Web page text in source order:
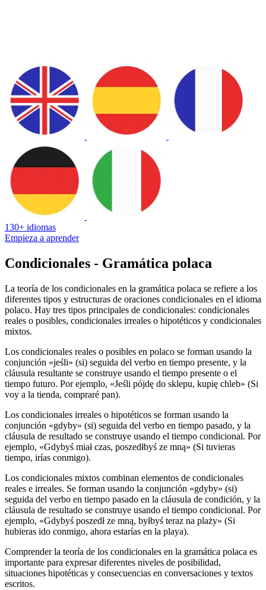
130+ idiomas
Empieza a aprender
Condicionales - Gramática polaca
La teoría de los condicionales en la gramática polaca se refiere a los
diferentes tipos y estructuras de oraciones condicionales en el idioma
polaco. Hay tres tipos principales de condicionales: condicionales
reales o posibles, condicionales irreales o hipotéticos y condicionales
mixtos.
Los condicionales reales o posibles en polaco se forman usando la
conjunción «jeśli» (si) seguida del verbo en tiempo presente, y la
cláusula resultante se construye usando el tiempo presente o el
tiempo futuro. Por ejemplo, «Jeśli pójdę do sklepu, kupię chleb» (Si
voy a la tienda, compraré pan).
Los condicionales irreales o hipotéticos se forman usando la
conjunción «gdyby» (si) seguida del verbo en tiempo pasado, y la
cláusula de resultado se construye usando el tiempo condicional. Por
ejemplo, «Gdybyś miał czas, poszedłbyś ze mną» (Si tuvieras
tiempo, irías conmigo).
Los condicionales mixtos combinan elementos de condicionales
reales e irreales. Se forman usando la conjunción «gdyby» (si)
seguida del verbo en tiempo pasado en la cláusula de condición, y la
cláusula de resultado se construye usando el tiempo condicional. Por
ejemplo, «Gdybyś poszedł ze mną, byłbyś teraz na plaży» (Si
hubieras ido conmigo, ahora estarías en la playa).
Comprender la teoría de los condicionales en la gramática polaca es
importante para expresar diferentes niveles de posibilidad,
situaciones hipotéticas y consecuencias en conversaciones y textos
escritos.